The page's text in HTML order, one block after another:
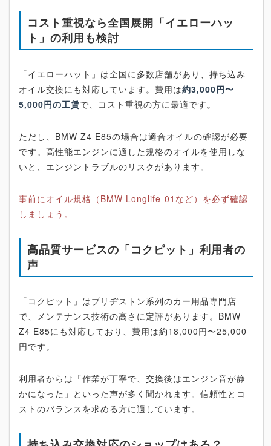
コスト重視なら全国展開「イエローハッ
ト」の利用も検討
「イエローハット」は全国に多数店舗があり、持ち込み
オイル交換にも対応しています。費用は約3,000円〜
5,000円の工賃で、コスト重視の方に最適です。
ただし、BMW Z4 E85の場合は適合オイルの確認が必要
です。高性能エンジンに適した規格のオイルを使用しな
いと、エンジントラブルのリスクがあります。
事前にオイル規格（BMW Longlife-01など）を必ず確認
しましょう。
高品質サービスの「コクピット」利用者の
声
「コクピット」はブリヂストン系列のカー用品専門店
で、メンテナンス技術の高さに定評があります。BMW
Z4 E85にも対応しており、費用は約18,000円〜25,000
円です。
利用者からは「作業が丁寧で、交換後はエンジン音が静
かになった」といった声が多く聞かれます。信頼性とコ
ストのバランスを求める方に適しています。